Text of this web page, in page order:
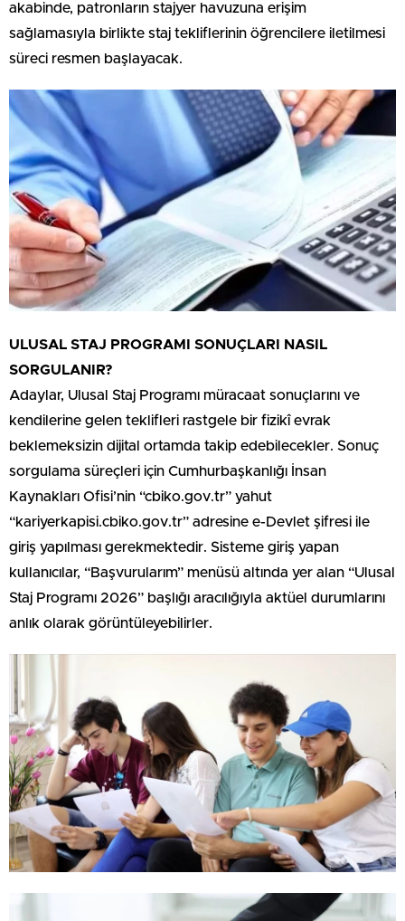
akabinde, patronların stajyer havuzuna erişim
sağlamasıyla birlikte staj tekliflerinin öğrencilere iletilmesi
süreci resmen başlayacak.
ULUSAL STAJ PROGRAMI SONUÇLARI NASIL
SORGULANIR?
Adaylar, Ulusal Staj Programı müracaat sonuçlarını ve
kendilerine gelen teklifleri rastgele bir fizikî evrak
beklemeksizin dijital ortamda takip edebilecekler. Sonuç
sorgulama süreçleri için Cumhurbaşkanlığı İnsan
Kaynakları Ofisi’nin “cbiko.gov.tr” yahut
“kariyerkapisi.cbiko.gov.tr” adresine e-Devlet şifresi ile
giriş yapılması gerekmektedir. Sisteme giriş yapan
kullanıcılar, “Başvurularım” menüsü altında yer alan “Ulusal
Staj Programı 2026” başlığı aracılığıyla aktüel durumlarını
anlık olarak görüntüleyebilirler.